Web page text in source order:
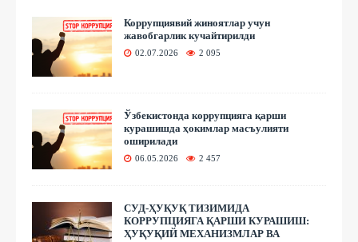
Коррупциявий жиноятлар учун
жавобгарлик кучайтирилди
02.07.2026 2 095
Ўзбекистонда коррупцияга қарши
курашишда ҳокимлар масъулияти
оширилади
06.05.2026 2 457
СУД-ҲУҚУҚ ТИЗИМИДА
КОРРУПЦИЯГА ҚАРШИ КУРАШИШ:
ҲУҚУҚИЙ МЕХАНИЗМЛАР ВА